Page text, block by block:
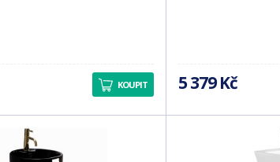
KOUPIT 5 379 Kč